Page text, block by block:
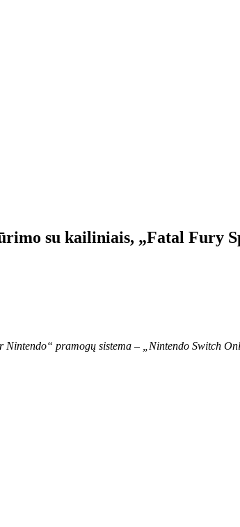
su kailiniais, „Fatal Fury
Nintendo“ pramogų sistema – „Nintendo Switch